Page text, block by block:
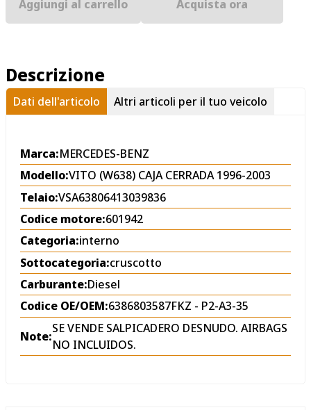
Aggiungi al carrello Acquista ora
Descrizione
Dati dell'articolo Altri articoli per il tuo veicolo
Marca:MERCEDES-BENZ
Modello:VITO (W638) CAJA CERRADA 1996-2003
Telaio:VSA63806413039836
Codice motore:601942
Categoria:interno
Sottocategoria:cruscotto
Carburante:Diesel
Codice OE/OEM:6386803587FKZ - P2-A3-35
Note:
SE VENDE SALPICADERO DESNUDO. AIRBAGS
NO INCLUIDOS.